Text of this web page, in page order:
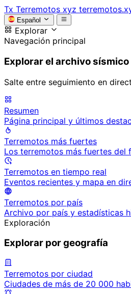
Tx Terremotos xyz
Español
Explorar
Navegación principal
Explorar el archivo sísmico
Salte entre seguimiento en
Resumen
Página principal y últimos
Terremotos más fuertes
Los terremotos más fuertes del
Terremotos en tiempo real
Eventos recientes y mapa en
Terremotos por país
Archivo por país y estadísticas
Exploración
Explorar por geografía
Terremotos por ciudad
Ciudades de más de 20 000